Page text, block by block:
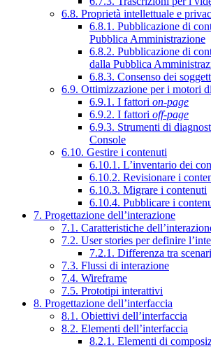
6.8. Proprietà intellettuale e
6.8.1. Pubblicazione di
Pubblica Amministrazione
6.8.2. Pubblicazione di
dalla Pubblica
6.8.3. Consenso dei
6.9. Ottimizzazione per i motori
6.9.1. I fattori on-page
6.9.2. I fattori off-page
6.9.3. Strumenti di
Console
6.10. Gestire i contenuti
6.10.1. L’inventario dei
6.10.2. Revisionare i
6.10.3. Migrare i contenuti
6.10.4. Pubblicare i
7. Progettazione dell’interazione
7.1. Caratteristiche
7.2. User stories per definire
7.2.1. Differenza tra
7.3. Flussi di interazione
7.4. Wireframe
7.5. Prototipi interattivi
8. Progettazione dell’interfaccia
8.1. Obiettivi dell’interfaccia
8.2. Elementi dell’interfaccia
8.2.1. Elementi di